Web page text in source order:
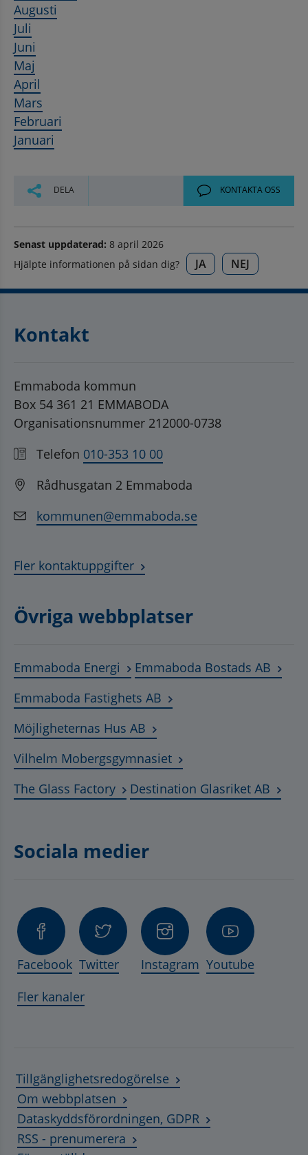
Augusti
Juli
Juni
Maj
April
Mars
Februari
Januari
DELA KONTAKTA OSS
Senast uppdaterad: 8 april 2026
Hjälpte informationen på sidan dig?
JA NEJ
Kontakt
Emmaboda kommun
Box 54 361 21 EMMABODA
Organisationsnummer 212000-0738
Telefon 010-353 10 00
Rådhusgatan 2 Emmaboda
kommunen@emmaboda.se
Fler kontaktuppgifter
Övriga webbplatser
Emmaboda Energi Länk till annan webbplats,
Emmaboda Bostads AB
Emmaboda Fastighets AB Länk till annan
Möjligheternas Hus AB Länk till annan webbplats,
Vilhelm MobergsgymnasietLänk till annan
The Glass FactoryLänk till annan webbplats,
Destination Glasriket AB
Sociala medier
Facebook Twitter Instagram Youtube
Fler kanaler
Tillgänglighetsredogörelse
Om webbplatsen
Dataskyddsförordningen, GDPR
RSS - prenumerera